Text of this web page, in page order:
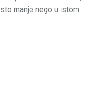
manje nego u istom